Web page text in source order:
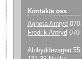
Kontakta oss
Agneta Arnryd
Fredrik Arnryd
Alphyddevägen